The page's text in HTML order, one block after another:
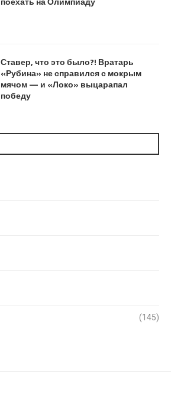
Ставер, что это было?! Вратарь
«Рубина» не справился с мокрым
мячом — и «Локо» выцарапал
победу
(145)